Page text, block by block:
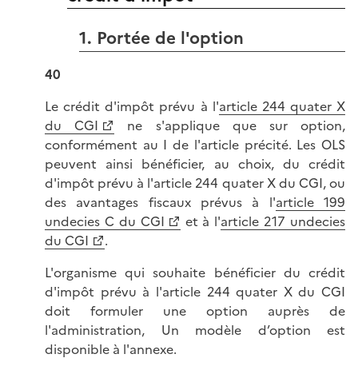
1. Portée de l'option
40
Le crédit d'impôt prévu à l'article 244 quater X
du CGI
ne s'applique que sur option,
conformément au I de l'article précité. Les OLS
peuvent ainsi bénéficier, au choix, du crédit
d'impôt prévu à l'article 244 quater X du CGI, ou
des avantages fiscaux prévus à l'article 199
undecies C du CGI
et à l'article 217 undecies
du CGI
.
L'organisme qui souhaite bénéficier du crédit
d'impôt prévu à l'article 244 quater X du CGI
doit formuler une option auprès de
l'administration, Un modèle d’option est
disponible à l'annexe.